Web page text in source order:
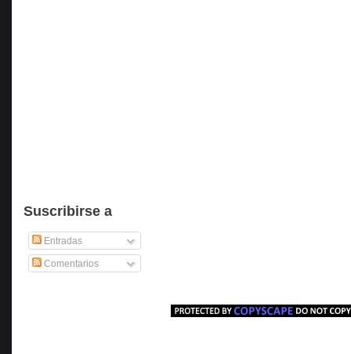
Suscribirse a
Entradas
Comentarios